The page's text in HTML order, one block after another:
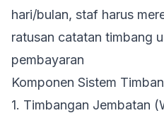
hari/bulan, staf harus
ratusan catatan timbang
pembayaran
Komponen Sistem
1. Timbangan Jembatan